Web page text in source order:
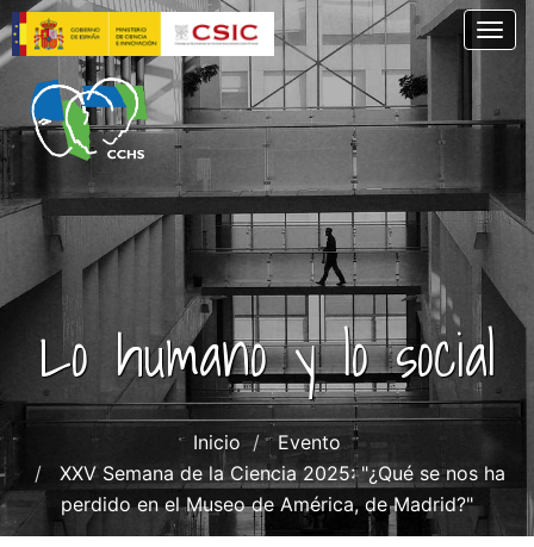
Pasar
al
contenido
principal
Lo humano y lo social
Inicio
Evento
XXV Semana de la Ciencia 2025: "¿Qué se nos ha
perdido en el Museo de América, de Madrid?"